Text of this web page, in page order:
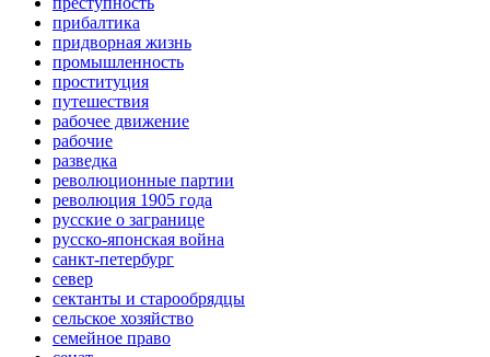
прибалтика
придворная жизнь
промышленность
проституция
путешествия
рабочее движение
рабочие
разведка
революционные партии
революция 1905 года
русские о загранице
русско-японская война
санкт-петербург
север
сектанты и старообрядцы
сельское хозяйство
семейное право